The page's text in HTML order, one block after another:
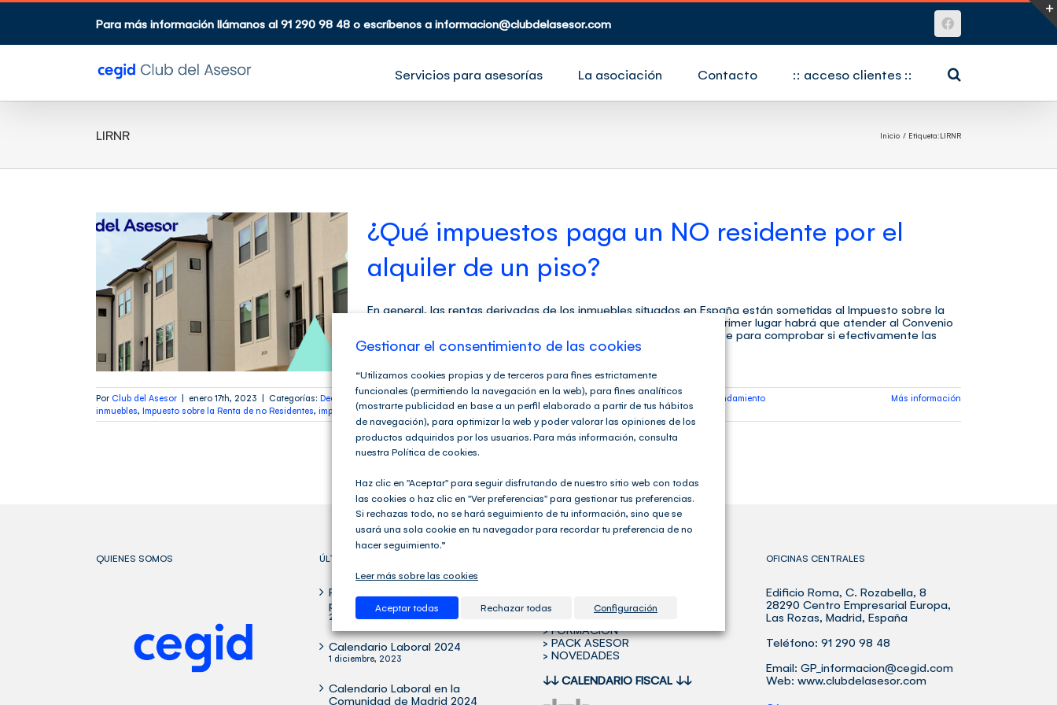
Saltar
Para más información llámanos al 91 290 98 48 o escríbenos a informacion@clubdelasesor.com Facebook
Servicios para asesorías La asociación Contacto :: acceso clientes ::
LIRNR Inicio Etiqueta:LIRNR
¿Qué impuestos paga un NO residente por el
alquiler de un piso?
En general, las rentas derivadas de los inmuebles situados en España están sometidas al Impuesto sobre la
Renta de no Residentes (en adelante “IRNR”).En este sentido, en primer lugar habrá que atender al Convenio
entre el Gobierno de España y el Gobierno del país del no residente para comprobar si efectivamente las
rentas procedentes del [...]
Por Club del Asesor | enero 17th, 2023 | Categorías: Declaración de la Renta ,Hacienda, Impuestos,Noticias del sector | Etiquetas:alquiler piso
arrendamiento
inmuebles, Impuesto sobre la Renta de no Residentes, impuesto viviendas, inmuebles,IRNR ,LIRNR, Patrimonio,propiedad vivienda | Sin comentarios
Más información
QUIENES SOMOS ÚLTIMOS ARTÍCULOS
Publicada la Orden Ministerial
para Verifactu
29 octubre, 2024
Calendario Laboral 2024
1 diciembre, 2023
Calendario Laboral en la
Comunidad de Madrid 2024
> SOFTWARE FISCAL-CONTABLE
> SOFTWARE NÓMINAS
> FORMACIÓN
> PACK ASESOR
> NOVEDADES
↓↓ CALENDARIO FISCAL ↓↓
OFICINAS CENTRALES
Edificio Roma, C. Rozabella, 8
28290 Centro Empresarial Europa,
Las Rozas, Madrid, España
Teléfono: 91 290 98 48
Email: GP_informacion@cegid.com
Web: www.clubdelasesor.com
Gestionar el consentimiento de las cookies
“Utilizamos cookies propias y de terceros para fines estrictamente
funcionales (permitiendo la navegación en la web), para fines analíticos
(mostrarte publicidad en base a un perfil elaborado a partir de tus hábitos
de navegación), para optimizar la web y poder valorar las opiniones de los
productos adquiridos por los usuarios. Para más información, consulta
nuestra Política de cookies.
Haz clic en "Aceptar" para seguir disfrutando de nuestro sitio web con todas
las cookies o haz clic en "Ver preferencias" para gestionar tus preferencias.
Si rechazas todo, no se hará seguimiento de tu información, sino que se
usará una sola cookie en tu navegador para recordar tu preferencia de no
hacer seguimiento.”
Leer más sobre las cookies
Aceptar todas Rechazar todas Configuración